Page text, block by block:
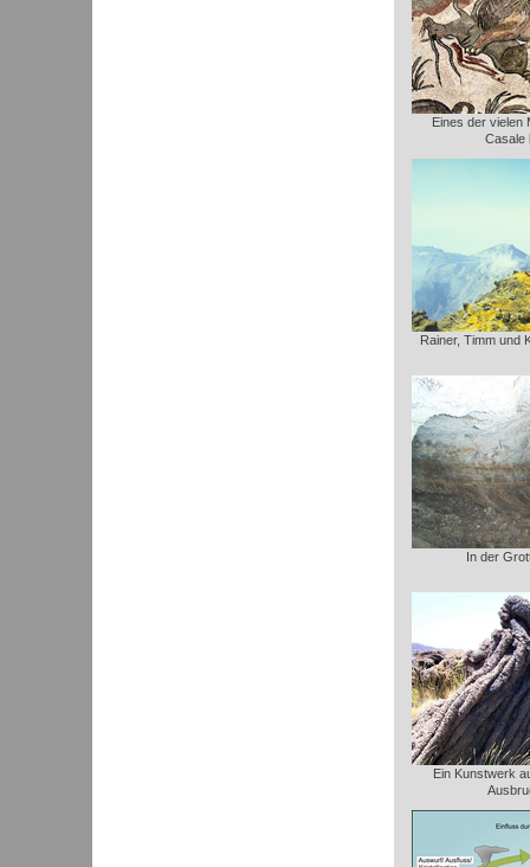
Eines der vielen
Casale
Rainer, Timm und
In der
Ein Kunstwerk